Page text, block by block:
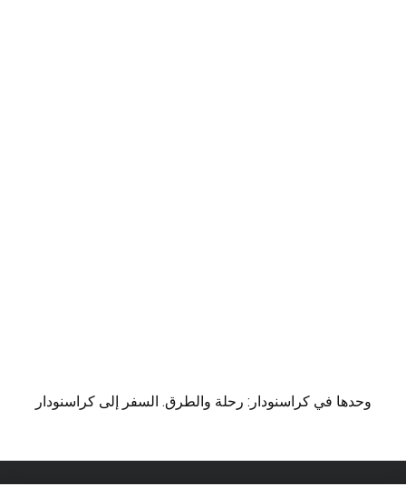
وحدها في كراسنودار: رحلة والطرق. السفر إلى كراسنودار